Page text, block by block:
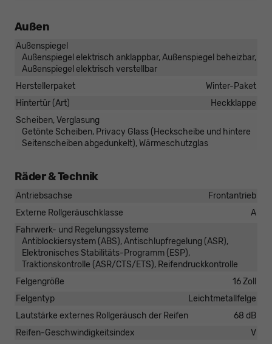
Außen
Außenspiegel
Außenspiegel elektrisch anklappbar, Außenspiegel beheizbar,
Außenspiegel elektrisch verstellbar
Herstellerpaket
Winter-Paket
Hintertür (Art)
Heckklappe
Scheiben, Verglasung
Getönte Scheiben, Privacy Glass (Heckscheibe und hintere
Seitenscheiben abgedunkelt), Wärmeschutzglas
Räder & Technik
Antriebsachse
Frontantrieb
Externe Rollgeräuschklasse
A
Fahrwerk- und Regelungssysteme
Antiblockiersystem (ABS), Antischlupfregelung (ASR),
Elektronisches Stabilitäts-Programm (ESP),
Traktionskontrolle (ASR/CTS/ETS), Reifendruckkontrolle
Felgengröße
16 Zoll
Felgentyp
Leichtmetallfelge
Lautstärke externes Rollgeräusch der Reifen
68 dB
Reifen-Geschwindigkeitsindex
V